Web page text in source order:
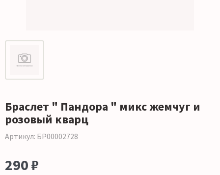
Браслет " Пандора " микс жемчуг и
розовый кварц
Артикул: БР00002728
290 ₽